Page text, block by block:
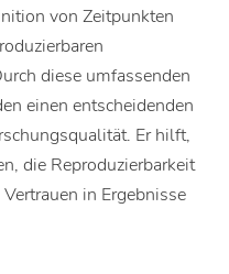
von Zeitpunkten
diese umfassenden
einen entscheidenden
Er hilft,
die Reproduzierbarkeit
in Ergebnisse